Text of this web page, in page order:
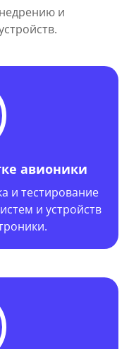
и
авионики
и тестирование
и устройств